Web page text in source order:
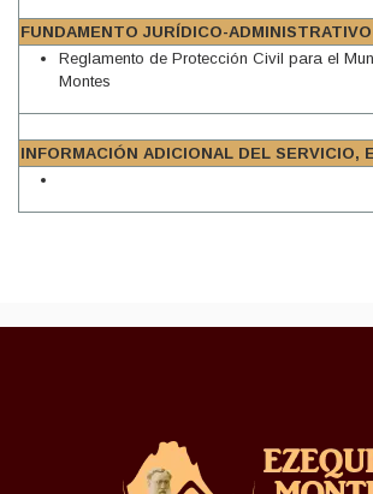
FUNDAMENTO JURÍDICO-
Reglamento de Protección Civil para el
Montes
INFORMACIÓN ADICIONAL DEL SERVICIO,